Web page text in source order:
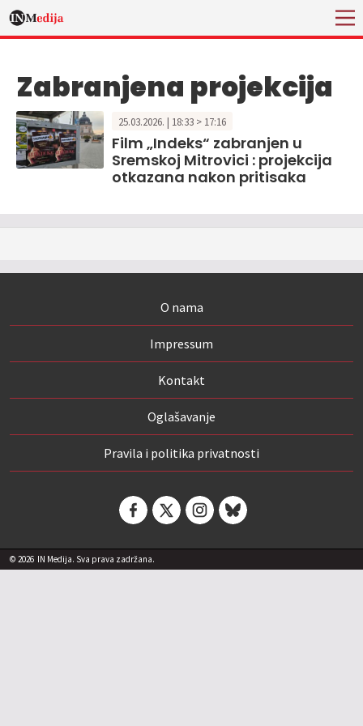
Zabranjena projekcija
25.03.2026. | 18:33 > 17:16
Film „Indeks“ zabranjen u
Sremskoj Mitrovici : projekcija
otkazana nakon pritisaka
O nama
Impressum
Kontakt
Oglašavanje
Pravila i politika privatnosti
© 2026 IN Medija. Sva prava zadržana.